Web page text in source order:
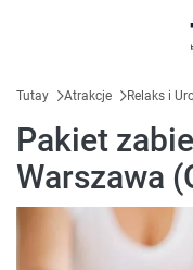
Tutay Atrakcje Relaks i
Pakiet
Warszawa